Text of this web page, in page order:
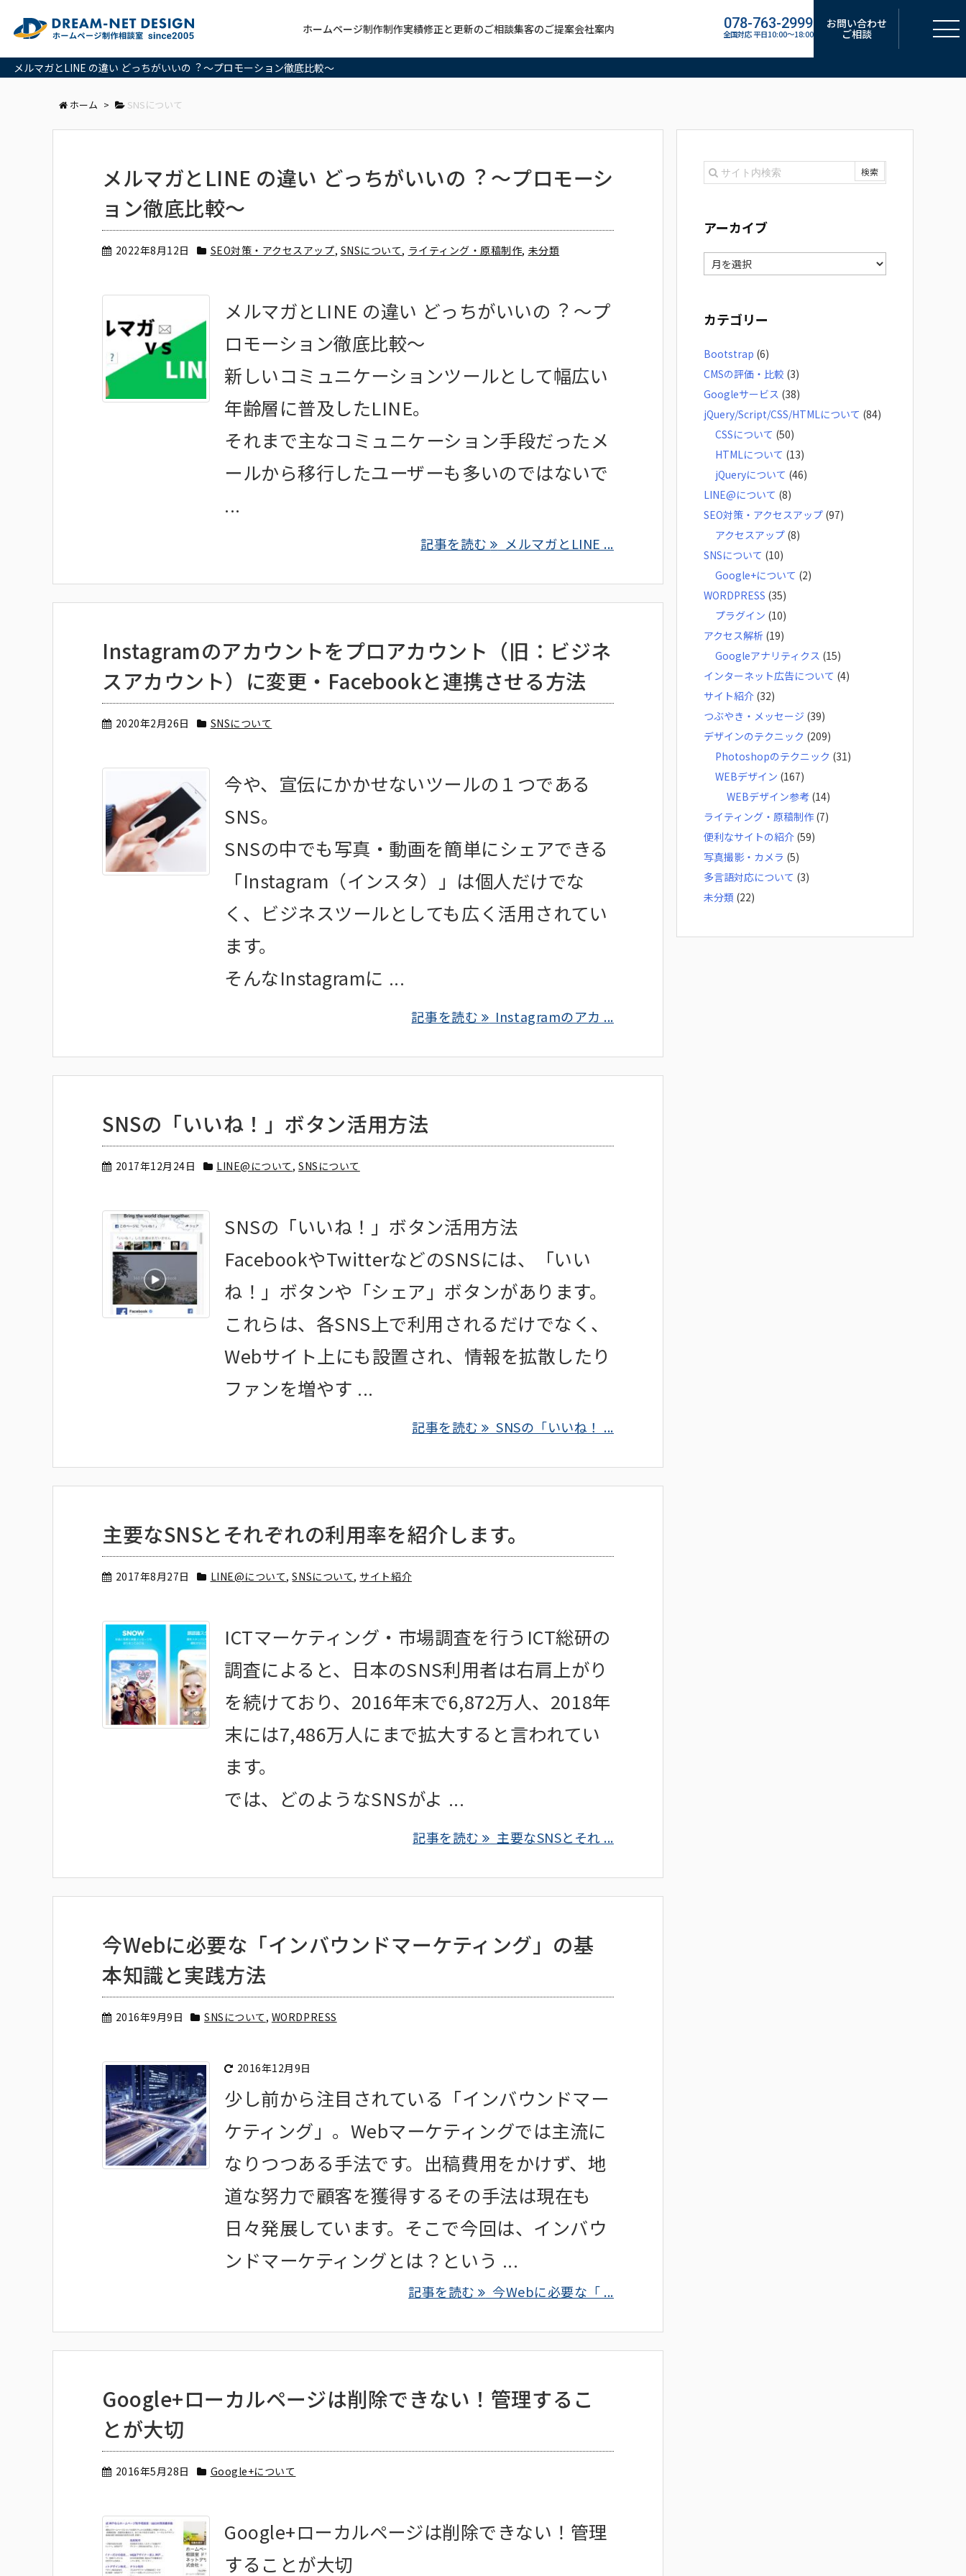
メルマガとLINE の違い どっちがいいの︖ ～プロモーション徹底比較～
ホームページ制作制作実績修正と更新のご相談集客のご提案会社案内 078-763-2999
全国対応 平日10:00～18:00
お問い合わせ
ご相談
ホーム > SNSについて
メルマガとLINE の違い どっちがいいの︖ ～プロモーシ
ョン徹底比較～
2022年8月12日 SEO対策・アクセスアップ, SNSについて, ライティング・原稿制作, 未分類
メルマガとLINE の違い どっちがいいの︖ ～プ
ロモーション徹底比較～
新しいコミュニケーションツールとして幅広い
年齢層に普及したLINE。
それまで主なコミュニケーション手段だったメ
ールから移行したユーザーも多いのではないで
...
記事を読む メルマガとLINE ...
Instagramのアカウントをプロアカウント（旧：ビジネ
スアカウント）に変更・Facebookと連携させる方法
2020年2月26日 SNSについて
今や、宣伝にかかせないツールの１つである
SNS。
SNSの中でも写真・動画を簡単にシェアできる
「Instagram（インスタ）」は個人だけでな
く、ビジネスツールとしても広く活用されてい
ます。
そんなInstagramに ...
記事を読む Instagramのアカ ...
SNSの「いいね！」ボタン活用方法
2017年12月24日 LINE@について ,SNSについて
SNSの「いいね！」ボタン活用方法
FacebookやTwitterなどのSNSには、「いい
ね！」ボタンや「シェア」ボタンがあります。
これらは、各SNS上で利用されるだけでなく、
Webサイト上にも設置され、情報を拡散したり
ファンを増やす ...
記事を読む SNSの「いいね！ ...
主要なSNSとそれぞれの利用率を紹介します。
2017年8月27日 LINE@について,SNSについて, サイト紹介
ICTマーケティング・市場調査を行うICT総研の
調査によると、日本のSNS利用者は右肩上がり
を続けており、2016年末で6,872万人、2018年
末には7,486万人にまで拡大すると言われてい
ます。
では、どのようなSNSがよ ...
記事を読む 主要なSNSとそれ ...
今Webに必要な「インバウンドマーケティング」の基
本知識と実践方法
2016年9月9日 SNSについて , WORDPRESS
2016年12月9日
少し前から注目されている「インバウンドマー
ケティング」。Webマーケティングでは主流に
なりつつある手法です。出稿費用をかけず、地
道な努力で顧客を獲得するその手法は現在も
日々発展しています。そこで今回は、インバウ
ンドマーケティングとは？という ...
記事を読む 今Webに必要な「 ...
Google+ローカルページは削除できない！管理するこ
とが大切
2016年5月28日 Google+について
Google+ローカルページは削除できない！管理
することが大切
アーカイブ
ア
カ
カテゴリー
Bootstrap (6)
CMSの評価・比較 (3)
Googleサービス (38)
jQuery/Script/CSS/HTMLについて (84)
CSSについて (50)
HTMLについて (13)
jQueryについて (46)
LINE@について (8)
SEO対策・アクセスアップ (97)
アクセスアップ (8)
SNSについて (10)
Google+について (2)
WORDPRESS (35)
プラグイン (10)
アクセス解析 (19)
Googleアナリティクス (15)
インターネット広告について (4)
サイト紹介 (32)
つぶやき・メッセージ (39)
デザインのテクニック (209)
Photoshopのテクニック (31)
WEBデザイン (167)
WEBデザイン参考 (14)
ライティング・原稿制作 (7)
便利なサイトの紹介 (59)
写真撮影・カメラ (5)
多言語対応について (3)
未分類 (22)